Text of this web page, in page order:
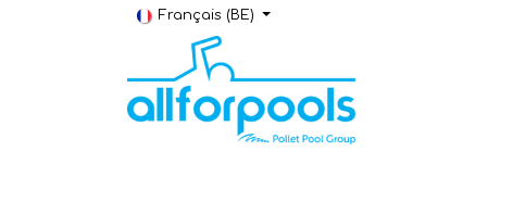
Se rendre au contenu
Français (BE)